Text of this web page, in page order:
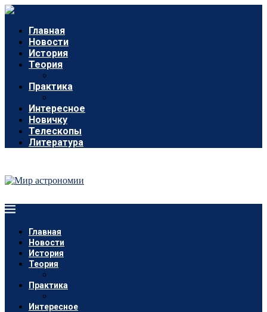
Главная
Новости
История
Теория
Практика
Интересное
Новичку
Телескопы
Литература
Главная
Новости
История
Теория
Практика
Интересное